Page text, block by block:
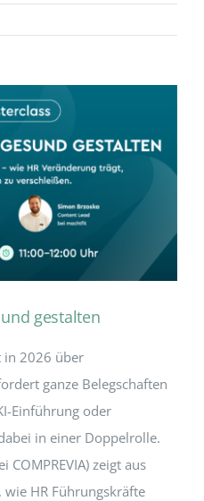
gestalten
in 2026 über
ganze Belegschaften
Einführung oder
in einer Doppelrolle.
COMPREVIA) zeigt aus
HR Führungskräfte